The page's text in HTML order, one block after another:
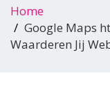
Home
Google Maps
Waarderen Jij